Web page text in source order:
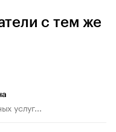
с тем же
услуг...